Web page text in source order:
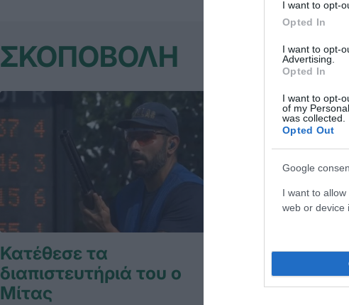
I want to opt-
Opted In
I want to opt-
Advertising.
Opted In
I want to opt-
of my
was collected.
Opted Out
Google
I want to
web or device
ΣΚΟΠΟΒΟΛΗ
Κατέθεσε τα
διαπιστευτήριά του ο
Μίτας
Σταθερή η